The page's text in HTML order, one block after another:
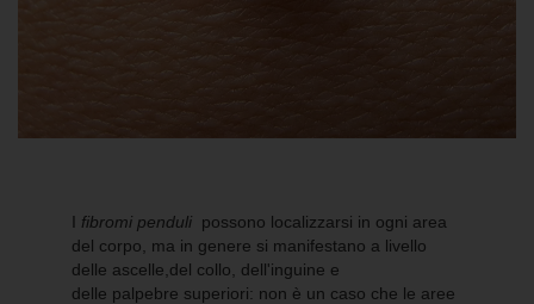
I fibromi penduli possono localizzarsi in ogni area
del corpo, ma in genere si manifestano a livello
delle ascelle,del collo, dell'inguine e
delle palpebre superiori: non è un caso che le aree